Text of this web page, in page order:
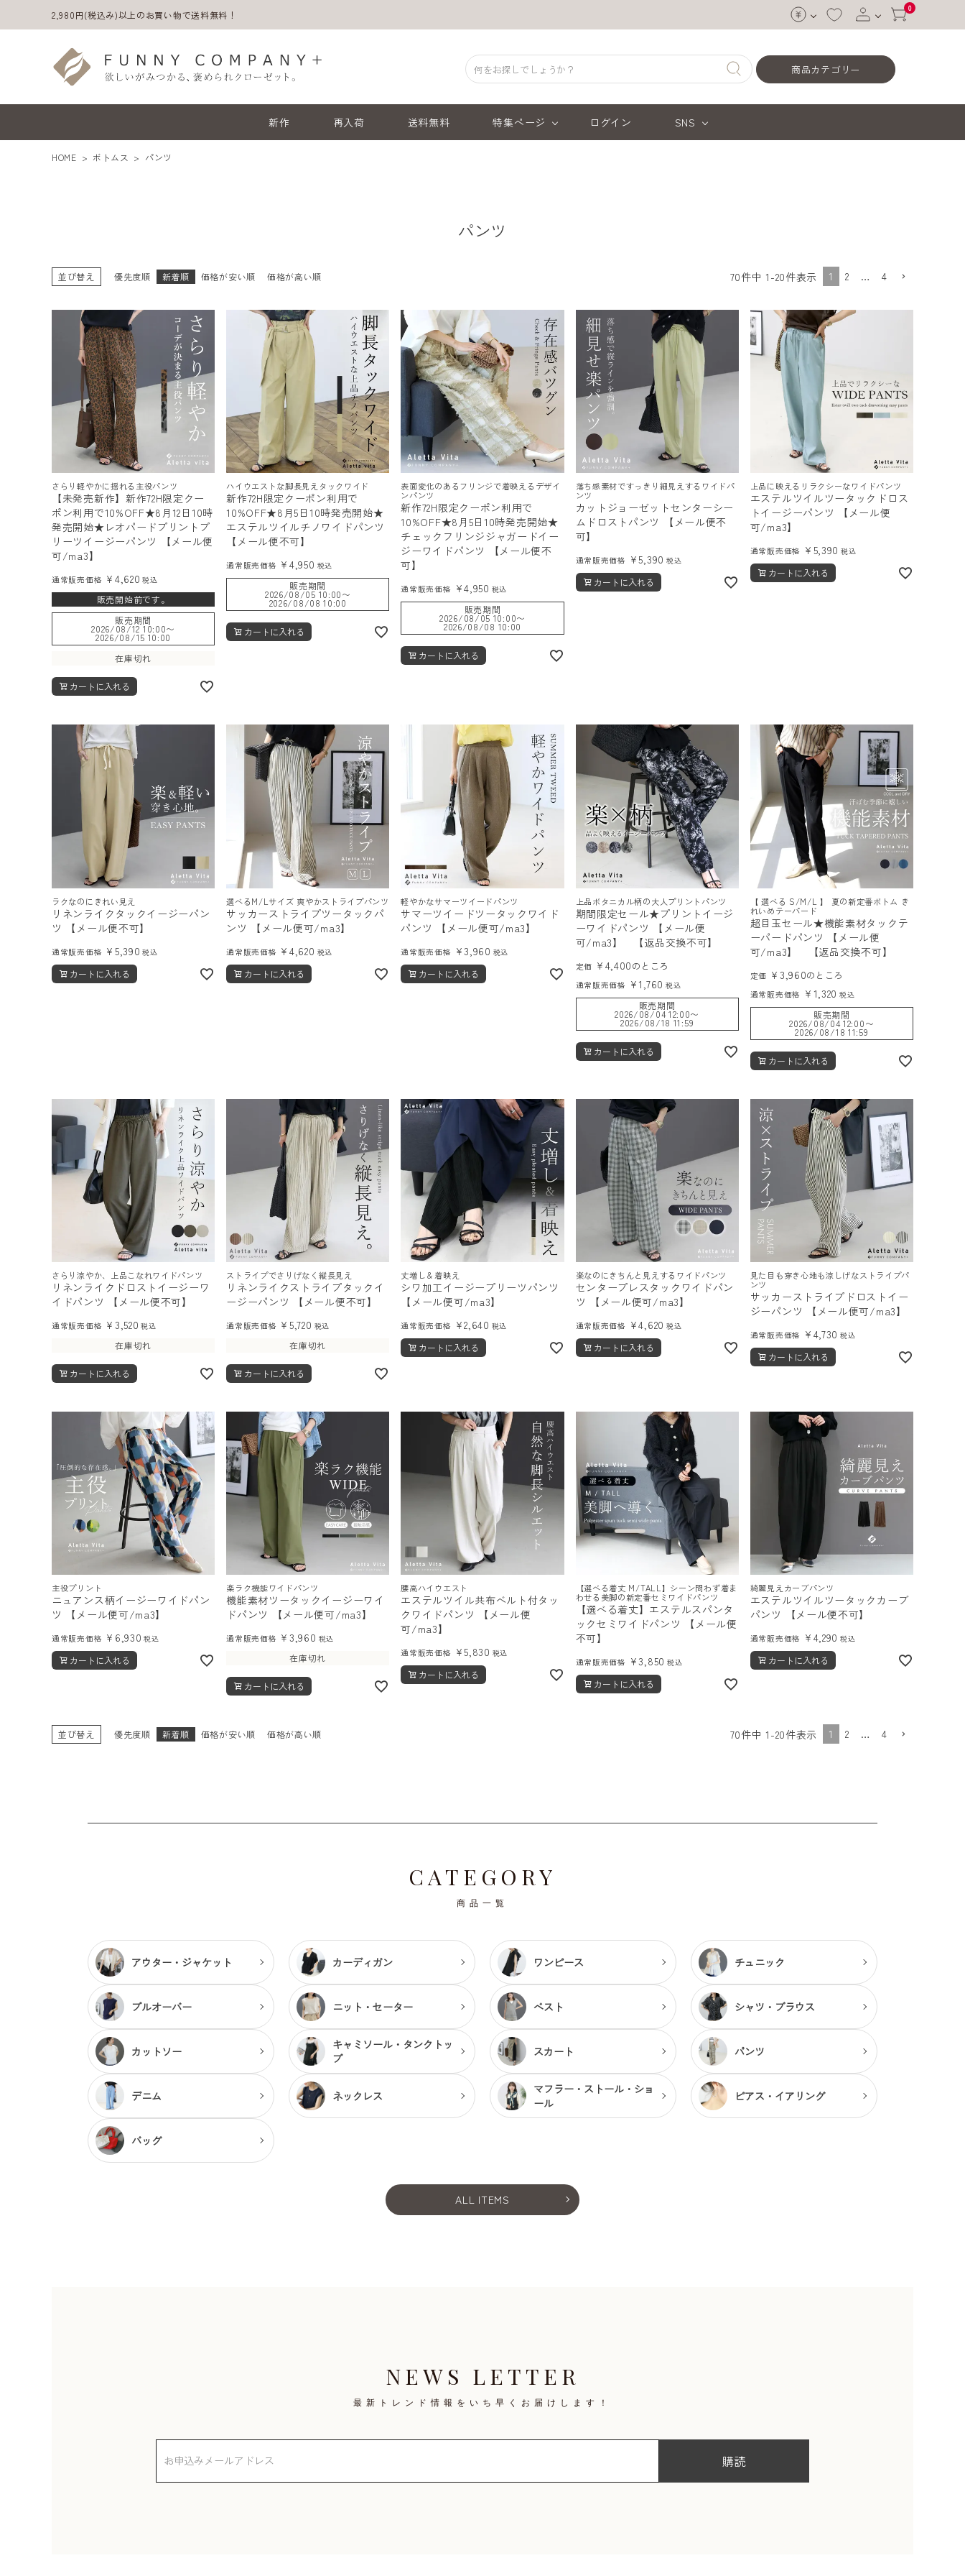
2,980円(税込み)以上のお買い物で送料無料！
会員登録
0
商品カテゴリー
新作 再入荷 送料無料 特集ページ ログイン SNS
ACCOUNT MENU
レディーストップス
レディースボトムス
ファッション雑貨
会員ステージ特典プログラムについて
ご利用ガイド
HOME ボトムス パンツ
パンツ
並び替え 優先度順 新着順 価格が安い順 価格が高い順 70件中 1 -20件表示 1 2 … 4
さらり軽やかに揺れる主役パンツ
【未発売新作】新作72H限定クー
ポン利用で10%OFF★8月12日10時
発売開始★レオパードプリントプ
リーツイージーパンツ 【メール便
可/ma3】
通常販売価格 ¥ 4,620 税込
販売開始前です。
販売期間
2026/08/12 10:00〜
2026/08/15 10:00
在庫切れ
カートに入れる
ハイウエストな脚長見えタックワイド
新作72H限定クーポン利用で
10%OFF★8月5日10時発売開始★
エステルツイルチノワイドパンツ
【メール便不可】
通常販売価格 ¥4,950 税込
販売期間
2026/08/05 10:00〜
2026/08/08 10:00
カートに入れる
表面変化のあるフリンジで着映えるデザイ
ンパンツ
新作72H限定クーポン利用で
10%OFF★8月5日10時発売開始★
チェックフリンジジャガードイー
ジーワイドパンツ 【メール便不
可】
通常販売価格 ¥4,950 税込
販売期間
2026/08/05 10:00〜
2026/08/08 10:00
カートに入れる
落ち感素材ですっきり細見えするワイドパ
ンツ
カットジョーゼットセンターシー
ムドロストパンツ 【メール便不
可】
通常販売価格 ¥5,390 税込
カートに入れる
上品に映えるリラクシーなワイドパンツ
エステルツイルツータックドロス
トイージーパンツ 【メール便
可/ma3】
通常販売価格 ¥ 5,390 税込
カートに入れる
ラクなのにきれい見え
リネンライクタックイージーパン
ツ 【メール便不可】
通常販売価格 ¥ 5,390 税込
カートに入れる
選べるM/Lサイズ 爽やかストライプパンツ
サッカーストライプツータックパ
ンツ 【メール便可/ma3】
通常販売価格 ¥4,620 税込
カートに入れる
軽やかなサマーツイードパンツ
サマーツイードツータックワイド
パンツ 【メール便可/ma3】
通常販売価格 ¥3,960 税込
カートに入れる
上品ボタニカル柄の大人プリントパンツ
期間限定セール★プリントイージ
ーワイドパンツ 【メール便
可/ma3】 【返品交換不可】
定価 ¥ 4,400のところ
通常販売価格 ¥1,760 税込
販売期間
2026/08/04 12:00〜
2026/08/18 11:59
カートに入れる
【 選べる S/M/L 】 夏の新定番ボトム き
れいめテーパード
超目玉セール★機能素材タックテ
ーパードパンツ 【メール便
可/ma3】 【返品交換不可】
定価 ¥ 3,960のところ
通常販売価格 ¥ 1,320 税込
販売期間
2026/08/04 12:00〜
2026/08/18 11:59
カートに入れる
さらり涼やか、上品こなれワイドパンツ
リネンライクドロストイージーワ
イドパンツ 【メール便不可】
通常販売価格 ¥ 3,520 税込
在庫切れ
カートに入れる
ストライプでさりげなく縦長見え
リネンライクストライプタックイ
ージーパンツ 【メール便不可】
通常販売価格 ¥5,720 税込
在庫切れ
カートに入れる
丈増し＆着映え
シワ加工イージープリーツパンツ
【メール便可/ma3】
通常販売価格 ¥2,640 税込
カートに入れる
楽なのにきちんと見えするワイドパンツ
センタープレスタックワイドパン
ツ 【メール便可/ma3】
通常販売価格 ¥4,620 税込
カートに入れる
見た目も穿き心地も涼しげなストライプパ
ンツ
サッカーストライプドロストイー
ジーパンツ 【メール便可/ma3】
通常販売価格 ¥ 4,730 税込
カートに入れる
主役プリント
ニュアンス柄イージーワイドパン
ツ 【メール便可/ma3】
通常販売価格 ¥ 6,930 税込
カートに入れる
楽ラク機能ワイドパンツ
機能素材ツータックイージーワイ
ドパンツ 【メール便可/ma3】
通常販売価格 ¥3,960 税込
在庫切れ
カートに入れる
腰高ハイウエスト
エステルツイル共布ベルト付タッ
クワイドパンツ 【メール便
可/ma3】
通常販売価格 ¥5,830 税込
カートに入れる
【選べる着丈 M/TALL】シーン問わず着ま
わせる美脚の新定番セミワイドパンツ
【選べる着丈】エステルスパンタ
ックセミワイドパンツ 【メール便
不可】
通常販売価格 ¥3,850 税込
カートに入れる
綺麗見えカーブパンツ
エステルツイルツータックカーブ
パンツ 【メール便不可】
通常販売価格 ¥ 4,290 税込
カートに入れる
並び替え 優先度順 新着順 価格が安い順 価格が高い順 70件中 1 -20件表示 1 2 … 4
CATEGORY
商品一覧
アウター・ ジャケット カーディガン ワンピース チュニック
プルオーバー ニット・セーター ベスト シャツ・ブラウス
カットソー キャミソール・ タンクトッ
プ
スカート パンツ
デニム ネックレス
マフラー・ストール・ショ
ール
ピアス・ イアリング
バッグ
ALL ITEMS
NEWS LETTER
最新トレンド情報を いち早くお届けします！